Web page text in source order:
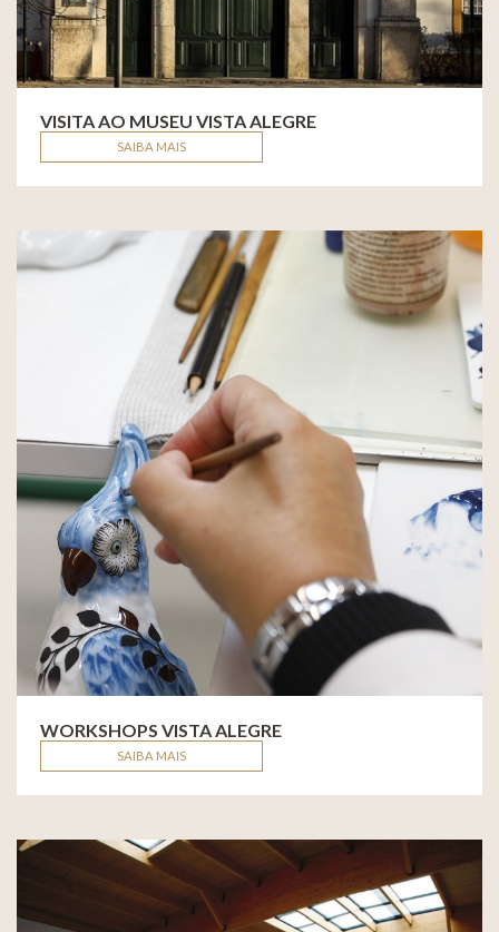
VISITA AO MUSEU VISTA ALEGRE
SAIBA MAIS
WORKSHOPS VISTA ALEGRE
SAIBA MAIS